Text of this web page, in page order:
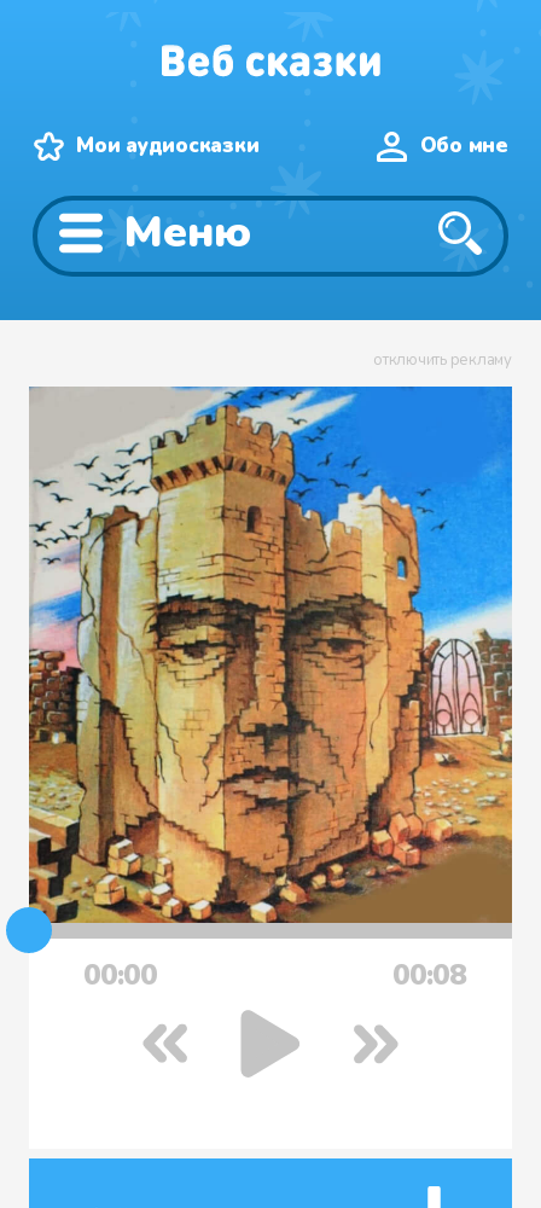
Мои аудиосказки Обо мне
Меню
отключить рекламу
00:00 00:08